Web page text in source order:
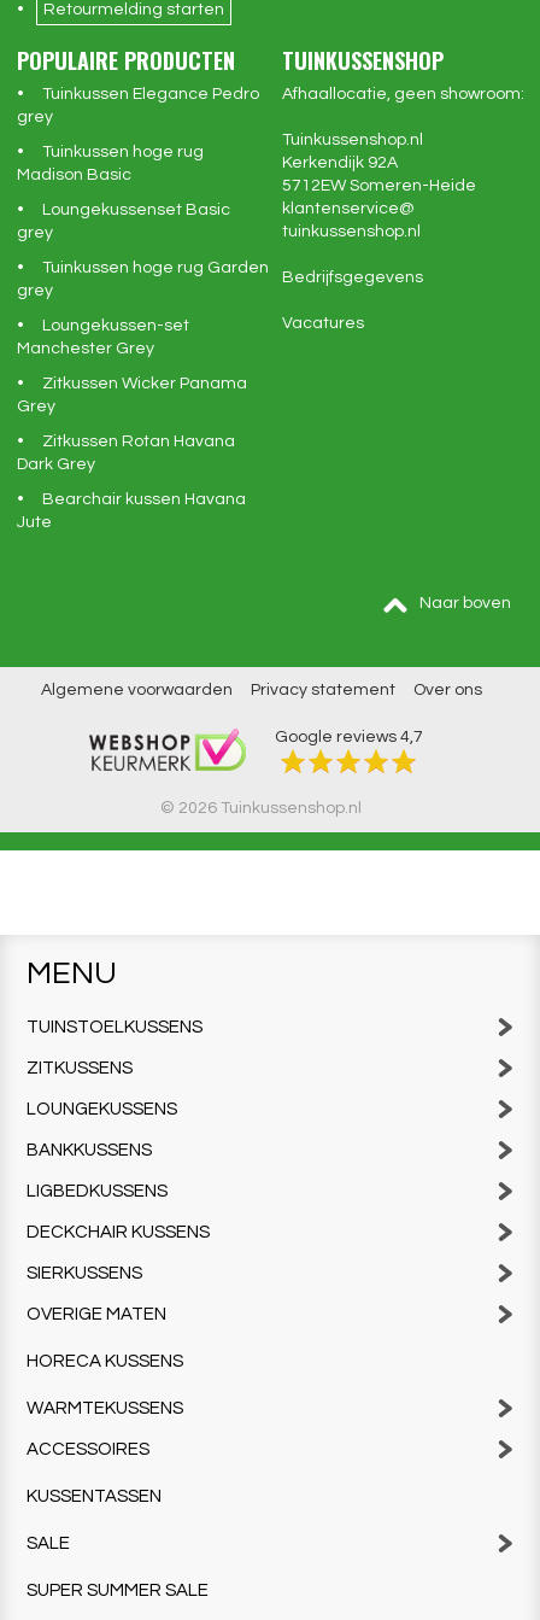
Retourmelding starten
POPULAIRE PRODUCTEN
Tuinkussen Elegance Pedro
grey
Tuinkussen hoge rug
Madison Basic
Loungekussenset Basic
grey
Tuinkussen hoge rug Garden
grey
Loungekussen-set
Manchester Grey
Zitkussen Wicker Panama
Grey
Zitkussen Rotan Havana
Dark Grey
Bearchair kussen Havana
Jute
TUINKUSSENSHOP
Afhaallocatie, geen showroom:
Tuinkussenshop.nl
Kerkendijk 92A
5712EW Someren-Heide
klantenservice@
tuinkussenshop.nl
Bedrijfsgegevens
Vacatures
Naar boven
Algemene voorwaarden Privacy statement Over ons
Google reviews 4,7
© 2026 Tuinkussenshop.nl
MENU
TUINSTOELKUSSENS
ZITKUSSENS
LOUNGEKUSSENS
BANKKUSSENS
LIGBEDKUSSENS
DECKCHAIR KUSSENS
SIERKUSSENS
OVERIGE MATEN
HORECA KUSSENS
WARMTEKUSSENS
ACCESSOIRES
KUSSENTASSEN
SALE
SUPER SUMMER SALE